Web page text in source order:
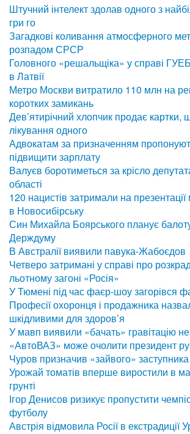
Штучний інтелект здолав одного з
гри го
Загадкові коливання атмосферного
розпадом СРСР
Головного «решальщіка» у справі
в Латвії
Метро Москви витратило 110 млн на
коротких замикань
Дев’ятирічний хлопчик продає картки,
лікування одного
Адвокатам за призначенням
підвищити зарплату
Валуєв боротиметься за крісло
області
120 нацистів затримали на
в Новосибірську
Син Михайла Боярського планує
Держдуму
В Австралії виявили павука-Жабоєдов
Четверо затримані у справі про
льотному загоні «Росія»
У Тюмені під час фаєр-шоу загорівся
Професії охоронця і продажника
шкідливими для здоров’я
У мавп виявили «бачать» гравітацію
«АвтоВАЗ» може очолити президент
Чуров призначив «зайвого» заступника
Урожай томатів вперше виростили в
грунті
Ігор Денисов ризикує пропустити
футболу
Австрія відмовила Росії в екстрадиції